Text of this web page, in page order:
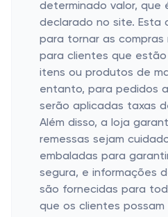
determinado valor, que
declarado no site. Esta
para tornar as compras
para clientes que
itens ou produtos de
entanto, para pedidos
serão aplicadas taxas
Além disso, a loja
remessas sejam
embaladas para
segura, e informações
são fornecidas para
que os clientes possam